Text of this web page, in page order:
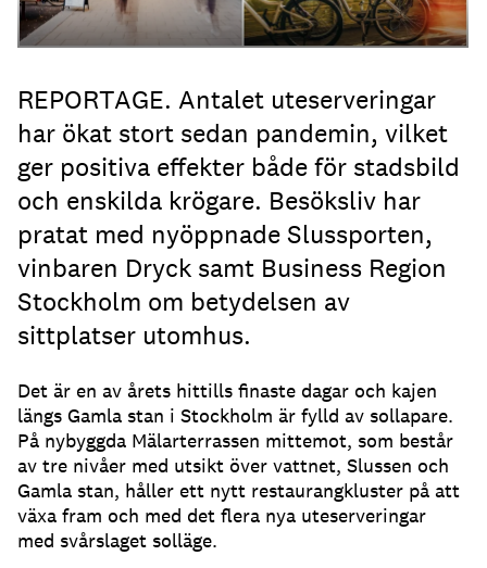
REPORTAGE. Antalet uteserveringar
har ökat stort sedan pandemin, vilket
ger positiva effekter både för stadsbild
och enskilda krögare. Besöksliv har
pratat med nyöppnade Slussporten,
vinbaren Dryck samt Business Region
Stockholm om betydelsen av
sittplatser utomhus.
Det är en av årets hittills finaste dagar och kajen
längs Gamla stan i Stockholm är fylld av sollapare.
På nybyggda Mälarterrassen mittemot, som består
av tre nivåer med utsikt över vattnet, Slussen och
Gamla stan, håller ett nytt restaurangkluster på att
växa fram och med det flera nya uteserveringar
med svårslaget solläge.